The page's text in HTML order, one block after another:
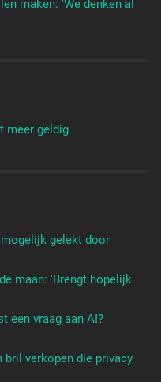
maken: 'We denken al
meer geldig
gelekt door
maan: 'Brengt hopelijk
een vraag aan AI?
bril verkopen die privacy